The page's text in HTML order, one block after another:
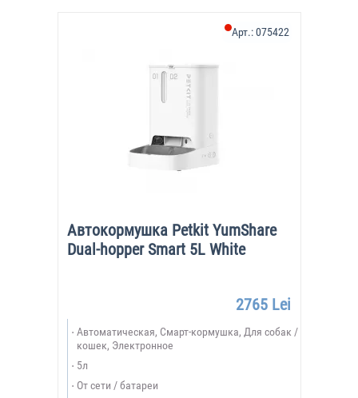
Автокормушка Petkit YumShare
Dual-hopper Smart 5L White
Арт.:075422
2765 Lei
Автоматическая, Смарт-кормушка, Для собак /
кошек, Электронное
5л
От сети / батареи